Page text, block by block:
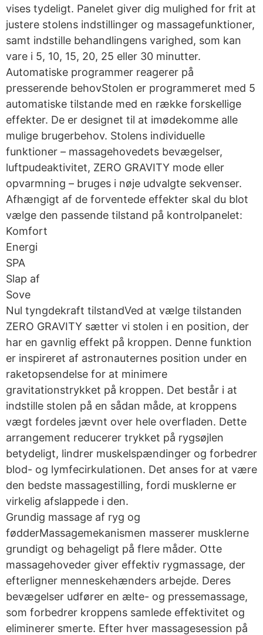
vises tydeligt. Panelet giver dig mulighed for frit at
justere stolens indstillinger og massagefunktioner,
samt indstille behandlingens varighed, som kan
vare i 5, 10, 15, 20, 25 eller 30 minutter.
Automatiske programmer reagerer på
presserende behovStolen er programmeret med 5
automatiske tilstande med en række forskellige
effekter. De er designet til at imødekomme alle
mulige brugerbehov. Stolens individuelle
funktioner – massagehovedets bevægelser,
luftpudeaktivitet, ZERO GRAVITY mode eller
opvarmning – bruges i nøje udvalgte sekvenser.
Afhængigt af de forventede effekter skal du blot
vælge den passende tilstand på kontrolpanelet:
Komfort
Energi
SPA
Slap af
Sove
Nul tyngdekraft tilstandVed at vælge tilstanden
ZERO GRAVITY sætter vi stolen i en position, der
har en gavnlig effekt på kroppen. Denne funktion
er inspireret af astronauternes position under en
raketopsendelse for at minimere
gravitationstrykket på kroppen. Det består i at
indstille stolen på en sådan måde, at kroppens
vægt fordeles jævnt over hele overfladen. Dette
arrangement reducerer trykket på rygsøjlen
betydeligt, lindrer muskelspændinger og forbedrer
blod- og lymfecirkulationen. Det anses for at være
den bedste massagestilling, fordi musklerne er
virkelig afslappede i den.
Grundig massage af ryg og
fødderMassagemekanismen masserer musklerne
grundigt og behageligt på flere måder. Otte
massagehoveder giver effektiv rygmassage, der
efterligner menneskehænders arbejde. Deres
bevægelser udfører en ælte- og pressemassage,
som forbedrer kroppens samlede effektivitet og
eliminerer smerte. Efter hver massagesession på